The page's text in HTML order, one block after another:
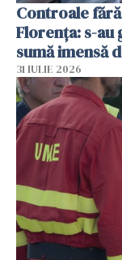
Controale
Florența: s-au
sumă imensă
31 IULIE 2026